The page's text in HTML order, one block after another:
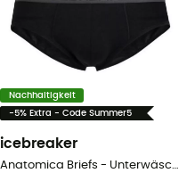
Nachhaltigkeit
-5% Extra - Code Summer5
icebreaker
Anatomica Briefs - Unterwäsche - Herren